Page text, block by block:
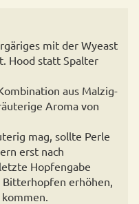
mit der Wyeast
Hood statt Spalter
aus Malzig-
Aroma von
mag, sollte Perle
erst nach
Hopfengabe
erhöhen,